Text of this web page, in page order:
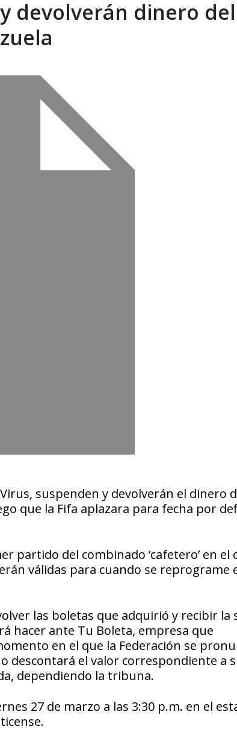
costo del colapso eléctrico en... AGOSTO 7, 2026
devolverán dinero del
suspenden y devolverán el dinero
que la Fifa aplazara para fecha por
partido del combinado ‘cafetero’ en el
válidas para cuando se reprograme
las boletas que adquirió y recibir la
hacer ante Tu Boleta, empresa que
en el que la Federación se
descontará el valor correspondiente a
dependiendo la tribuna.
27 de marzo a las 3:30 p.m. en el